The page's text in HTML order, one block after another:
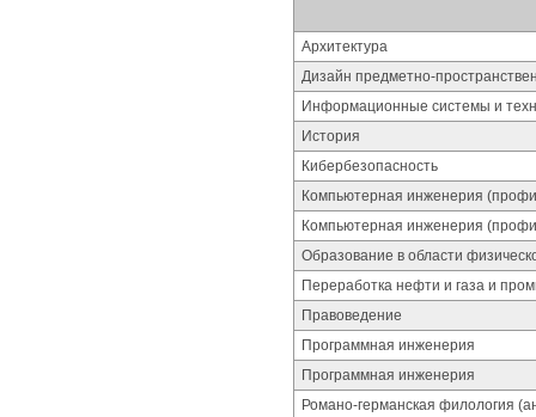
Архитектура
Дизайн предметно-
Информационные системы и
История
Кибербезопасность
Компьютерная инженерия
Компьютерная инженерия
Образование в области
Переработка нефти и газа и
Правоведение
Программная инженерия
Программная инженерия
Романо-германская филология